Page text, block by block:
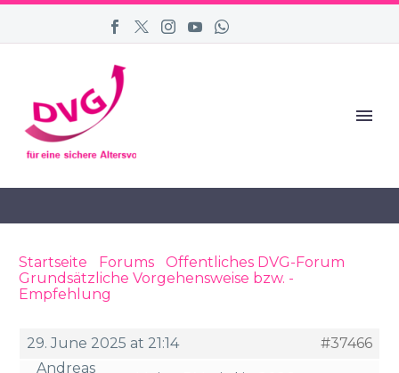
Startseite Forums Öffentliches DVG-Forum
Grundsätzliche Vorgehensweise bzw. -
Empfehlung
29. June 2025 at 21:14
#37466
Andreas